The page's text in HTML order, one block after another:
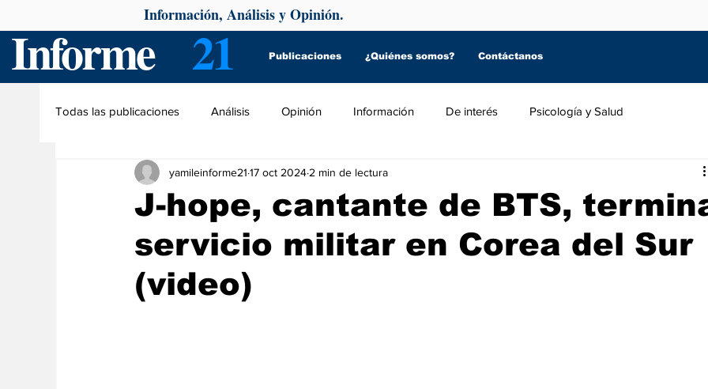
Informe 21 Publicaciones ¿Quiénes somos? Contáctanos
Información, Análisis y Opinión.
Todas las publicaciones Análisis Opinión Información De interés Psicología y Salud
J-hope, cantante de BTS,
servicio militar en Corea del Sur
(video)
yamileinforme21 17 oct 2024 2 min de lectura